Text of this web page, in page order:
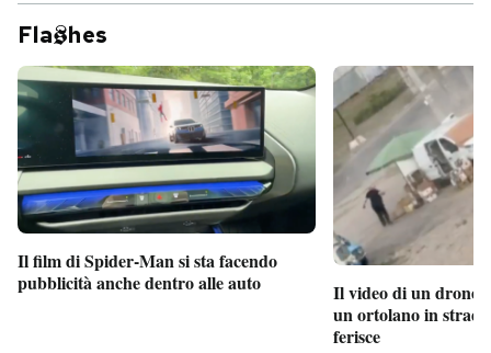
Fla hes
Il film di Spider-Man si sta facendo
pubblicità anche dentro alle auto
Il video di un drone
un ortolano in
ferisce